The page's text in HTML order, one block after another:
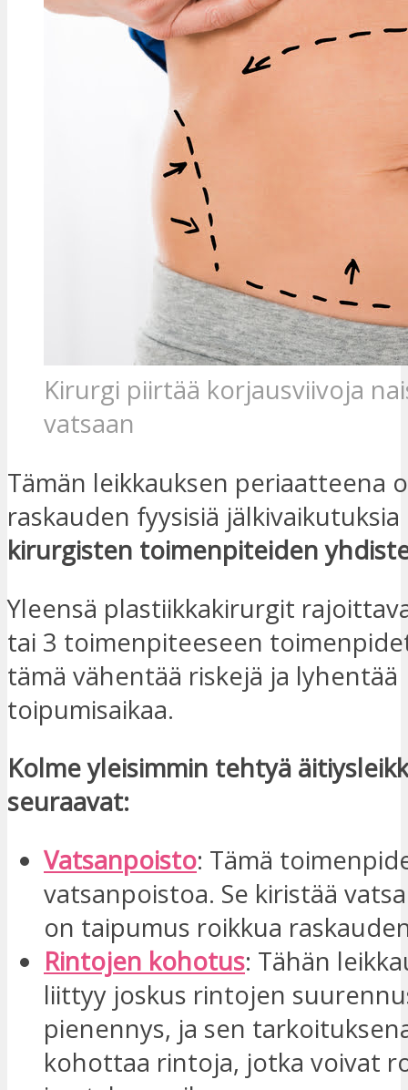
Kirurgi piirtää korjausviivoja
vatsaan
Tämän leikkauksen periaatteena
raskauden fyysisiä jälkivaikutuksia
kirurgisten toimenpiteiden
Yleensä plastiikkakirurgit
tai 3 toimenpiteeseen
tämä vähentää riskejä ja lyhentää
toipumisaikaa.
Kolme yleisimmin tehtyä
seuraavat:
Vatsanpoisto: Tämä
vatsanpoistoa. Se kiristää
on taipumus roikkua
Rintojen kohotus: Tähän
liittyy joskus rintojen
pienennys, ja sen
kohottaa rintoja, jotka voivat